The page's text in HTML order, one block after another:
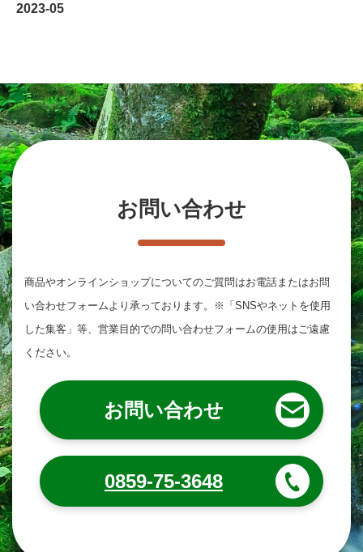
2023-05
お問い合わせ
商品やオンラインショップについてのご質問はお電話またはお問
い合わせフォームより承っております。 ※「SNSやネットを使用
した集客」等、営業目的での問い合わせフォームの使用はご遠慮
ください。
お問い合わせ
0859-75-3648